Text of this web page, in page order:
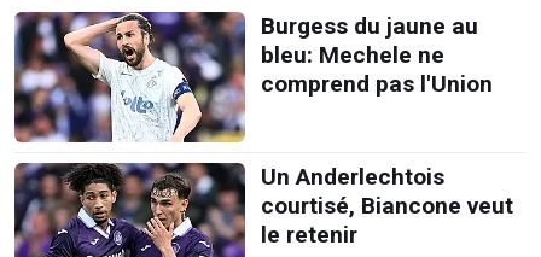
Burgess du jaune au
bleu: Mechele ne
comprend pas l'Union
Un Anderlechtois
courtisé, Biancone veut
le retenir